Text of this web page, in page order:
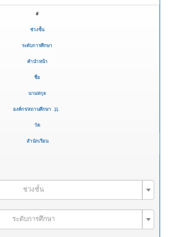
#
ช่วงชั้น
ระดับการศึกษา
คำนำหน้า
ชื่อ
นามสกุล
องค์กร/สถานศึกษา
วัด
สำนักเรียน
ช่วงชั้น
ระดับการศึกษา